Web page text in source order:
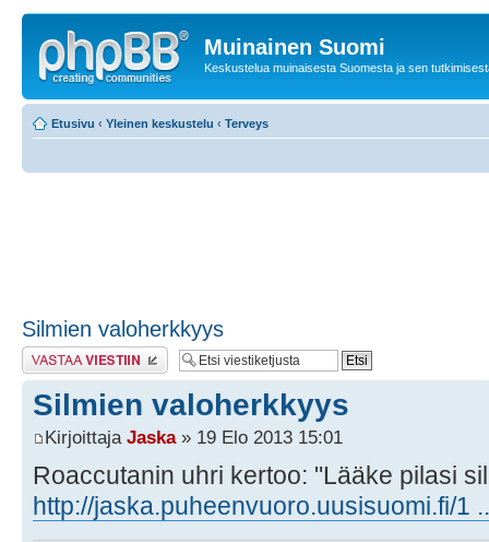
Muinainen Suomi
Keskustelua muinaisesta Suomesta ja sen
Etusivu ‹ Yleinen keskustelu ‹ Terveys
Silmien valoherkkyys
Lähetä vastaus
Silmien valoherkkyys
Kirjoittaja Jaska» 19 Elo 2013 15:01
Roaccutanin uhri kertoo: "Lääke pilasi
http://jaska.puheenvuoro.uusisuomi.fi/1